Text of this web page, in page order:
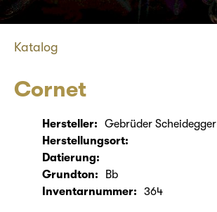
Katalog
Cornet
Hersteller:
Gebrüder Scheidegger
Herstellungsort:
Datierung:
Grundton:
Bb
Inventarnummer:
364